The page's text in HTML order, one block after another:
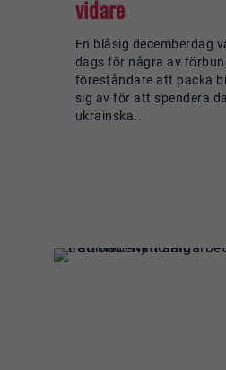
vidare
En blåsig decemberdag
dags för några av
föreståndare att packa
sig av för att spendera
ukrainska...